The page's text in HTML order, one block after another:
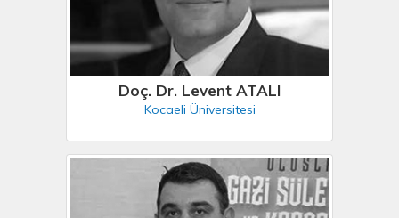
Doç. Dr. Levent ATALI
Kocaeli Üniversitesi